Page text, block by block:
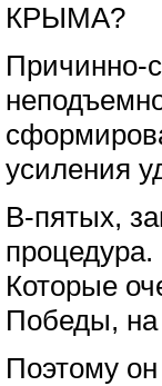
КРЫМА?
Причинно-
усиления
В-пятых,
Которые
Победы, на
Поэтому